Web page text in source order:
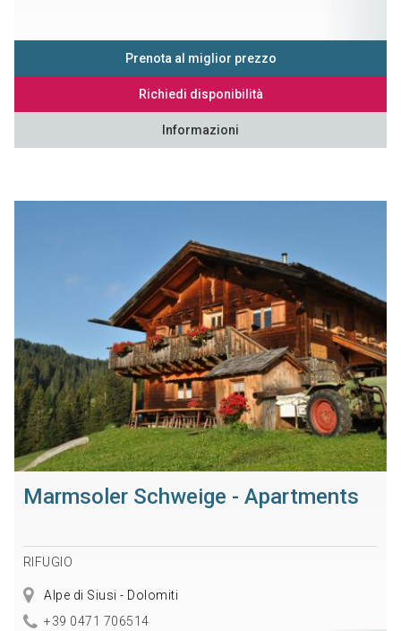
Prenota al miglior prezzo
Richiedi disponibilità
Informazioni
Marmsoler Schweige - Apartments
RIFUGIO
Alpe di Siusi - Dolomiti
+39 0471 706514